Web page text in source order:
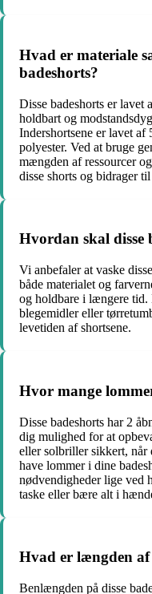
Hvad er materiale
badeshorts?
Disse badeshorts er lavet
holdbart og
Indershortsene er lavet
polyester. Ved at bruge
mængden af ressourcer
disse shorts og bidrager
Hvordan skal disse
Vi anbefaler at vaske
både materialet og
og holdbare i længere tid.
blegemidler eller
levetiden af shortsene.
Hvor mange
Disse badeshorts har 2
dig mulighed for at
eller solbriller sikkert, når
have lommer i dine
nødvendigheder lige ved
taske eller bære alt i
Hvad er længden af
Benlængden på disse